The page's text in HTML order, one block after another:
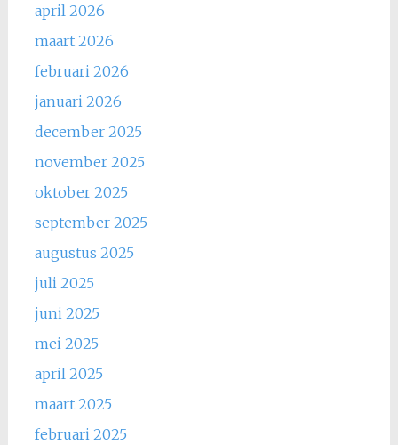
april 2026
maart 2026
februari 2026
januari 2026
december 2025
november 2025
oktober 2025
september 2025
augustus 2025
juli 2025
juni 2025
mei 2025
april 2025
maart 2025
februari 2025